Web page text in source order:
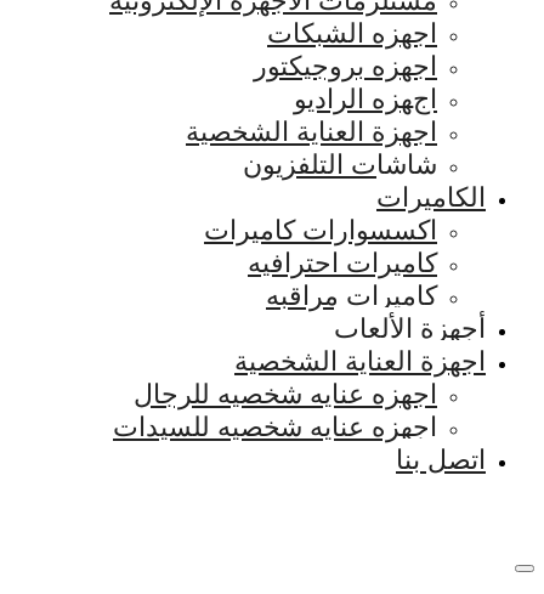
اجهزه الشبكات
اجهزه بروجيكتور
اجهزه الراديو
اجهزة العناية الشخصية
شاشات التلفزيون
الكاميرات
اكسسوارات كاميرات
كاميرات احترافيه
كاميرات مراقبه
أجهزة الألعاب
اجهزة العناية الشخصية
اجهزه عنايه شخصيه للرجال
اجهزه عنايه شخصيه للسيدات
اتصل بنا